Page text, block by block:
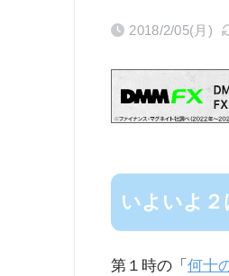
2018/2/05(月)
いよいよ２
第１時の「 何十